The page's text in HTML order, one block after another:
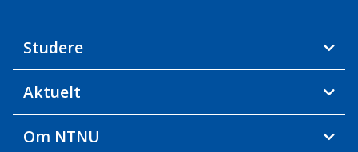
Studere
Aktuelt
Om NTNU